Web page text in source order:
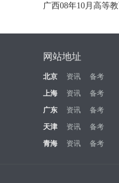
广西08年10月高等
网站地址
北京 资讯 备考
上海
资讯 备考
广东
资讯 备考
天津
资讯 备考
青海
资讯 备考